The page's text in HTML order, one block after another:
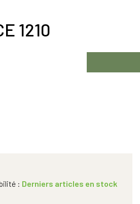
1210
: Derniers articles en stock